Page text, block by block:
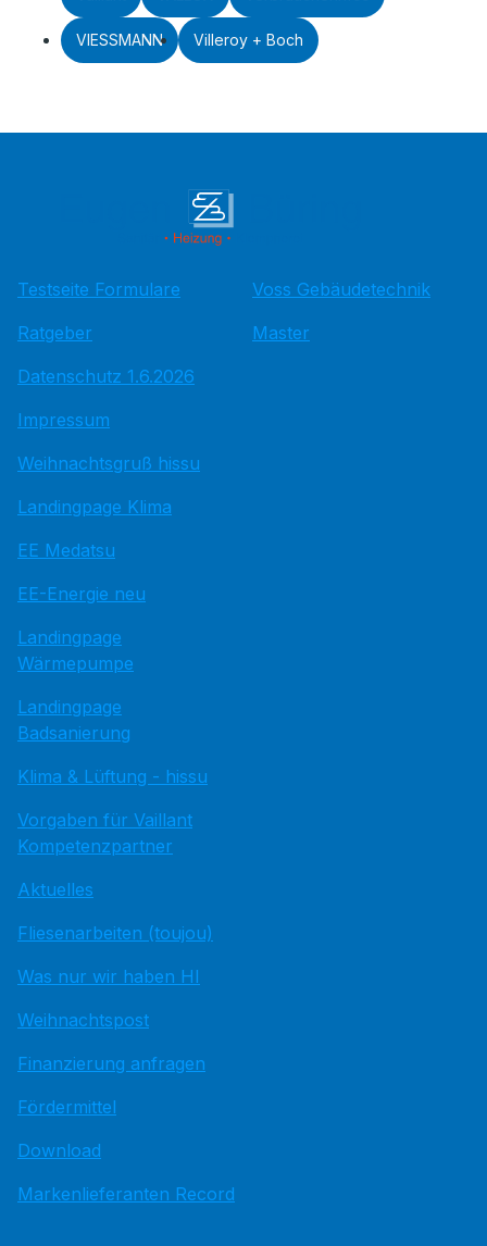
VIESSMANN Villeroy + Boch
Testseite Formulare
Ratgeber
Datenschutz 1.6.2026
Impressum
Weihnachtsgruß hissu
Landingpage Klima
EE Medatsu
EE-Energie neu
Landingpage
Wärmepumpe
Landingpage
Badsanierung
Klima & Lüftung - hissu
Vorgaben für Vaillant
Kompetenzpartner
Aktuelles
Fliesenarbeiten (toujou)
Was nur wir haben HI
Weihnachtspost
Finanzierung anfragen
Fördermittel
Download
Markenlieferanten Record
Voss Gebäudetechnik
Master